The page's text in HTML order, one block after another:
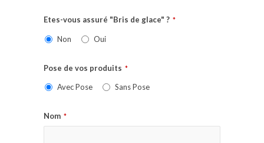
Etes-vous assuré "Bris de glace" ? *
Non Oui
Pose de vos produits *
Avec Pose Sans Pose
Nom *